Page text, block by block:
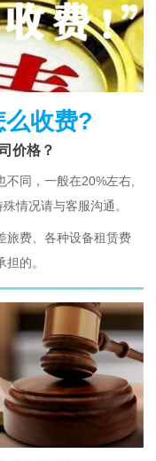
收费?
价格？
同，一般在20%左右,
情况请与客服沟通。
旅费、各种设备租赁费
的。